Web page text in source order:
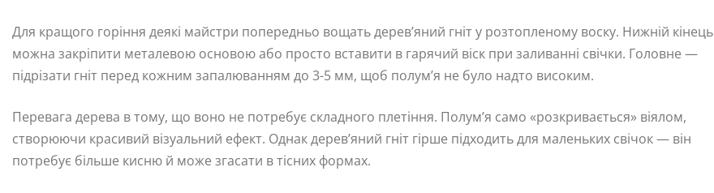
Для кращого горіння деякі майстри попередньо вощать дерев’яний гніт у розтопленому воску. Нижній кінець
можна закріпити металевою основою або просто вставити в гарячий віск при заливанні свічки. Головне —
підрізати гніт перед кожним запалюванням до 3-5 мм, щоб полум’я не було надто високим.
Перевага дерева в тому, що воно не потребує складного плетіння. Полум’я само «розкривається» віялом,
створюючи красивий візуальний ефект. Однак дерев’яний гніт гірше підходить для маленьких свічок — він
потребує більше кисню й може згасати в тісних формах.